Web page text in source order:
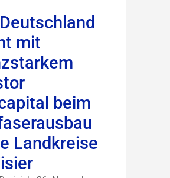
mit
beim
Landkreise